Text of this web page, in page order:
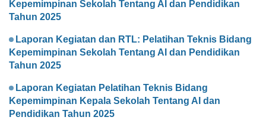
Kepemimpinan Sekolah Tentang AI dan Pendidikan
Tahun 2025
Laporan Kegiatan dan RTL: Pelatihan Teknis Bidang
Kepemimpinan Sekolah Tentang AI dan Pendidikan
Tahun 2025
Laporan Kegiatan Pelatihan Teknis Bidang
Kepemimpinan Kepala Sekolah Tentang AI dan
Pendidikan Tahun 2025